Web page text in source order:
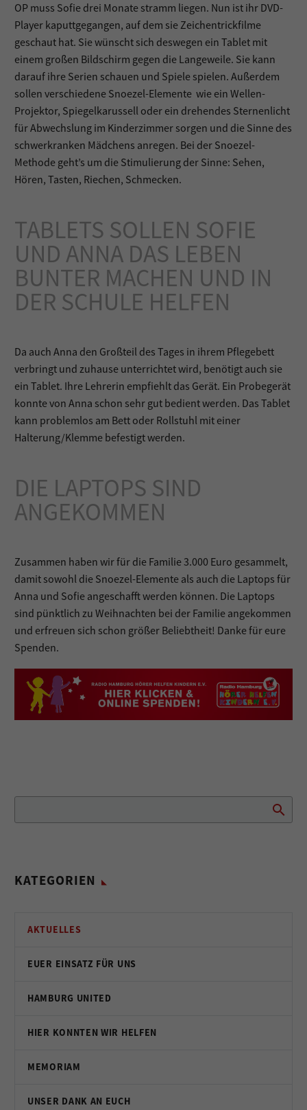
OP muss Sofie drei Monate stramm liegen. Nun ist ihr DVD-
Player kaputtgegangen, auf dem sie Zeichentrickfilme
geschaut hat. Sie wünscht sich deswegen ein Tablet mit
einem großen Bildschirm gegen die Langeweile. Sie kann
darauf ihre Serien schauen und Spiele spielen. Außerdem
sollen verschiedene Snoezel-Elemente wie ein Wellen-
Projektor, Spiegelkarussell oder ein drehendes Sternenlicht
für Abwechslung im Kinderzimmer sorgen und die Sinne des
schwerkranken Mädchens anregen. Bei der Snoezel-
Methode geht’s um die Stimulierung der Sinne: Sehen,
Hören, Tasten, Riechen, Schmecken.
TABLETS SOLLEN SOFIE
UND ANNA DAS LEBEN
BUNTER MACHEN UND IN
DER SCHULE HELFEN
Da auch Anna den Großteil des Tages in ihrem Pflegebett
verbringt und zuhause unterrichtet wird, benötigt auch sie
ein Tablet. Ihre Lehrerin empfiehlt das Gerät. Ein Probegerät
konnte von Anna schon sehr gut bedient werden. Das Tablet
kann problemlos am Bett oder Rollstuhl mit einer
Halterung/Klemme befestigt werden.
DIE LAPTOPS SIND
ANGEKOMMEN
Zusammen haben wir für die Familie 3.000 Euro gesammelt,
damit sowohl die Snoezel-Elemente als auch die Laptops für
Anna und Sofie angeschafft werden können. Die Laptops
sind pünktlich zu Weihnachten bei der Familie angekommen
und erfreuen sich schon größer Beliebtheit! Danke für eure
Spenden.
KATEGORIEN
AKTUELLES
EUER EINSATZ FÜR UNS
HAMBURG UNITED
HIER KONNTEN WIR HELFEN
MEMORIAM
UNSER DANK AN EUCH